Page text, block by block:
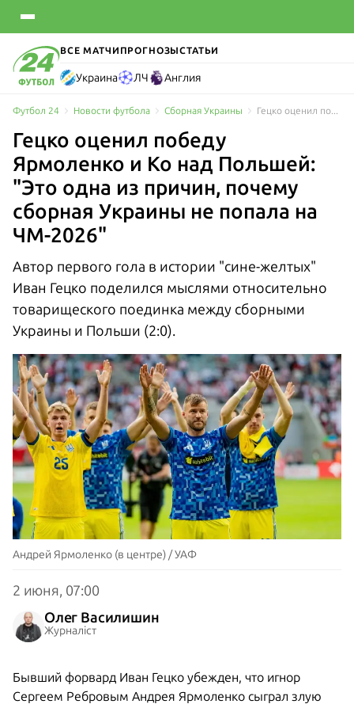
ВСЕ МАТЧИ ПРОГНОЗЫСТАТЬИ
Украина ЛЧ Англия
Футбол 24 Новости футбола Сборная Украины
Гецко оценил победу
Ярмоленко и Ко над Польшей:
"Это одна из причин, почему
сборная Украины не попала на
ЧМ-2026"
Автор первого гола в истории "сине-желтых"
Иван Гецко поделился мыслями относительно
товарищеского поединка между сборными
Украины и Польши (2:0).
Андрей Ярмоленко (в центре) / УАФ
2 июня, 07:00
Олег Василишин
Журналіст
Бывший форвард Иван Гецко убежден, что игнор
Сергеем Ребровым Андрея Ярмоленко сыграл злую